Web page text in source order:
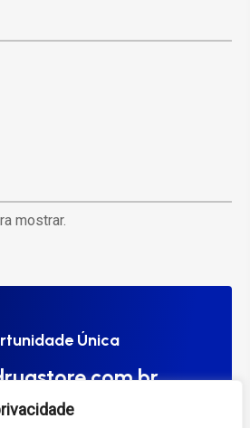
mostrar.
Única